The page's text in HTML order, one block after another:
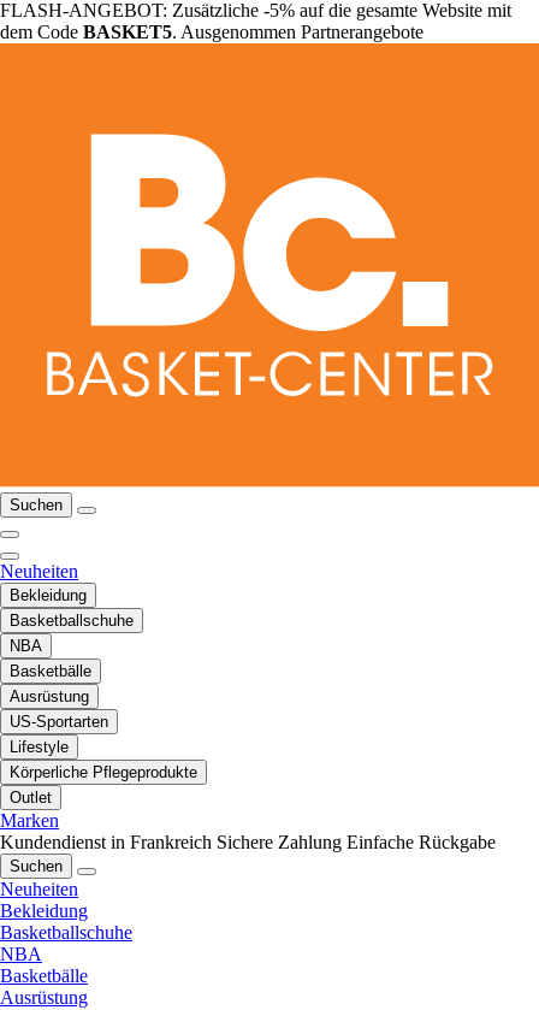
FLASH-ANGEBOT: Zusätzliche -5% auf die gesamte Website mit
dem Code BASKET5. Ausgenommen Partnerangebote
Suchen
Neuheiten
Bekleidung
Basketballschuhe
NBA
Basketbälle
Ausrüstung
US-Sportarten
Lifestyle
Körperliche Pflegeprodukte
Outlet
Marken
Kundendienst in Frankreich Sichere Zahlung Einfache Rückgabe
Suchen
Neuheiten
Bekleidung
Basketballschuhe
NBA
Basketbälle
Ausrüstung